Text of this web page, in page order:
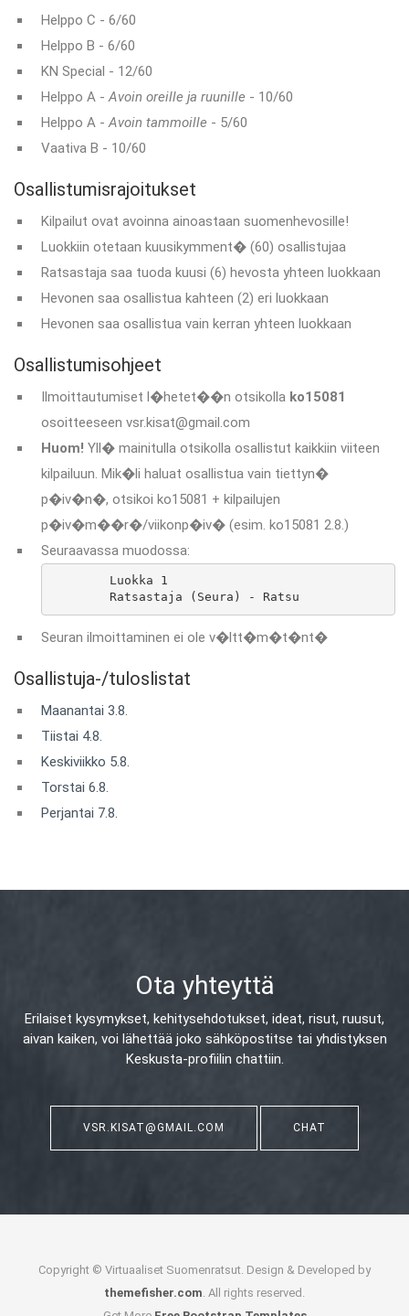
Helppo C - 6/60
Helppo B - 6/60
KN Special - 12/60
Helppo A -Avoin oreille ja ruunille - 10/60
Helppo A -Avoin tammoille - 5/60
Vaativa B - 10/60
Osallistumisrajoitukset
Kilpailut ovat avoinna ainoastaan suomenhevosille!
Luokkiin otetaan kuusikymment� (60) osallistujaa
Ratsastaja saa tuoda kuusi (6) hevosta yhteen luokkaan
Hevonen saa osallistua kahteen (2) eri luokkaan
Hevonen saa osallistua vain kerran yhteen luokkaan
Osallistumisohjeet
Ilmoittautumiset l�hetet��n otsikolla ko15081
osoitteeseen vsr.kisat@gmail.com
Huom! Yll� mainitulla otsikolla osallistut kaikkiin viiteen
kilpailuun. Mik�li haluat osallistua vain tiettyn�
p�iv�n�, otsikoi ko15081 + kilpailujen
p�iv�m��r�/viikonp�iv� (esim. ko15081 2.8.)
Seuraavassa muodossa:
	Ratsastaja (Seura) - Ratsu
Seuran ilmoittaminen ei ole v�ltt�m�t�nt�
Osallistuja-/tuloslistat
Maanantai 3.8.
Tiistai 4.8.
Keskiviikko 5.8.
Torstai 6.8.
Perjantai 7.8.
Ota yhteyttä
Erilaiset kysymykset, kehitysehdotukset, ideat, risut, ruusut,
aivan kaiken, voi lähettää joko sähköpostitse tai yhdistyksen
Keskusta-profiilin chattiin.
VSR.KISAT@GMAIL.COM CHAT
Copyright © Virtuaaliset Suomenratsut. Design & Developed by
themefisher.com . All rights reserved.